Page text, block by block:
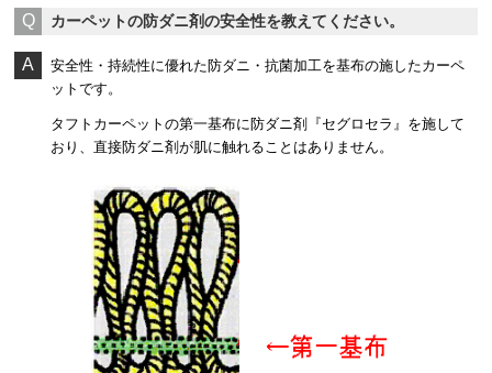
カーペットの防ダニ剤の安全性を教えてください。
安全性・持続性に優れた防ダニ・抗菌加工を基布の施したカーペ
ットです。
タフトカーペットの第一基布に防ダニ剤『セグロセラ』を施して
おり、直接防ダニ剤が肌に触れることはありません。